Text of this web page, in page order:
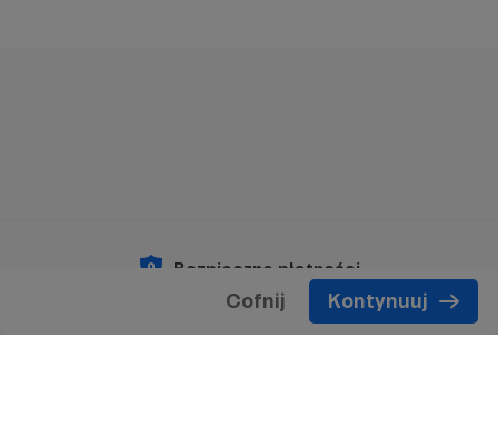
Cofnij Kontynuuj
Bezpieczne płatności